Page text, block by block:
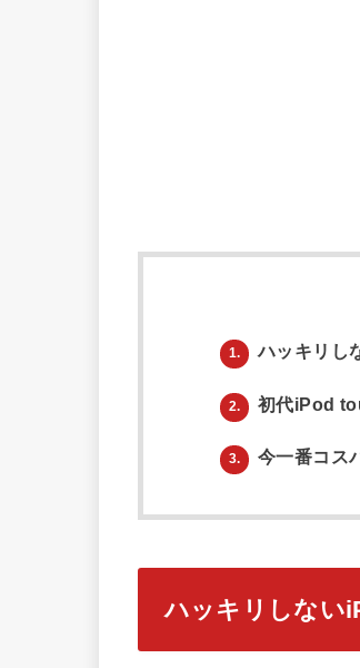
1. ハッキリし
2. 初代iPod
3. 今一番コス
ハッキリしない